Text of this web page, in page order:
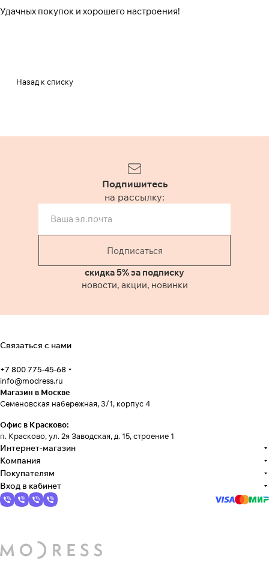
Удачных покупок и хорошего настроения!
Назад к списку
Подпишитесь
на рассылку:
Подписаться
скидка 5% за подписку
новости, акции, новинки
Связаться с нами
+7 800 775-45-68
info@modress.ru
Магазин в Москве
Семеновская набережная, 3/1, корпус 4
Офис в Красково:
п. Красково, ул. 2я Заводская, д. 15, строение 1
Интернет-магазин
Компания
Покупателям
Вход в кабинет